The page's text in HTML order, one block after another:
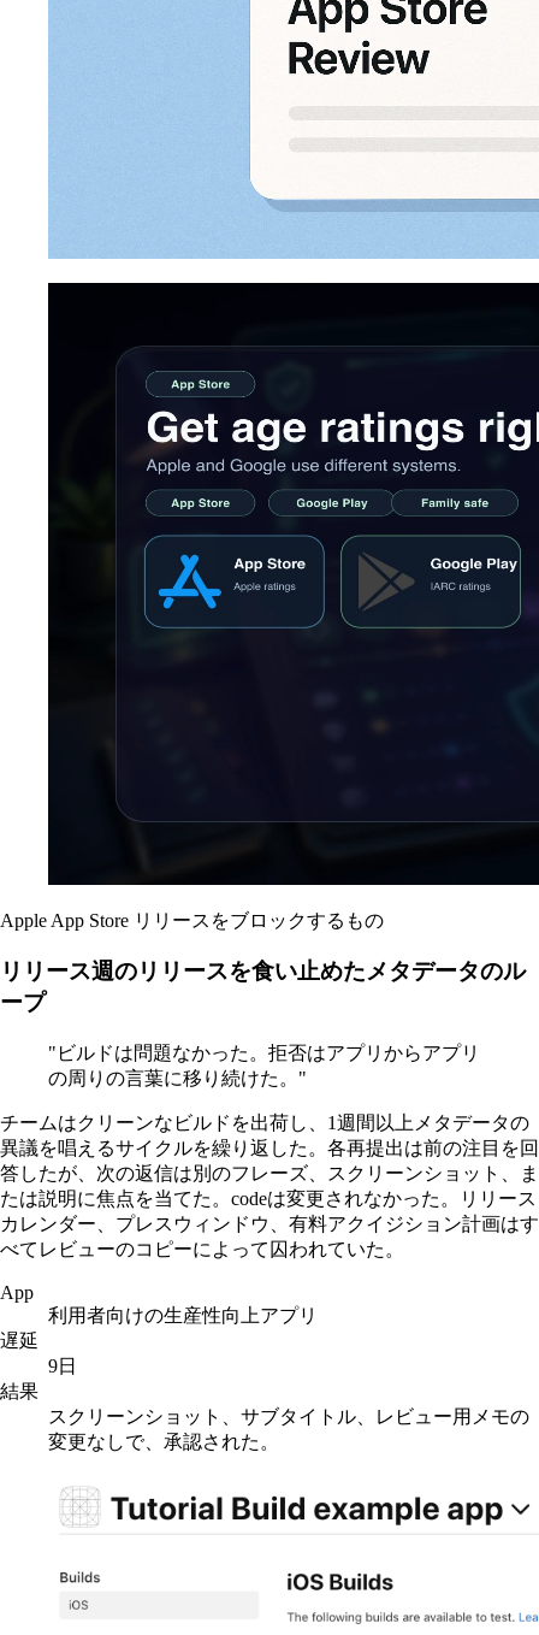
Apple App Store リリースをブロックするもの
リリース週のリリースを食い止めたメタデータのル
ープ
"ビルドは問題なかった。拒否はアプリからアプリ
の周りの言葉に移り続けた。"
チームはクリーンなビルドを出荷し、1週間以上メタデータの
異議を唱えるサイクルを繰り返した。各再提出は前の注目を回
答したが、次の返信は別のフレーズ、スクリーンショット、ま
たは説明に焦点を当てた。codeは変更されなかった。リリース
カレンダー、プレスウィンドウ、有料アクイジション計画はす
べてレビューのコピーによって囚われていた。
App
利用者向けの生産性向上アプリ
遅延
9日
結果
スクリーンショット、サブタイトル、レビュー用メモの
変更なしで、承認された。